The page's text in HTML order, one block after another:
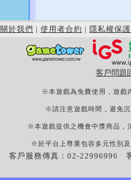
關於我們 | 使用者合約 | 隱私權保護
客戶問題
※本遊戲為免費使用，遊戲
※請注意遊戲時間，避免
※本遊戲提供之機會中獎商品，
※於平台上尊重包容多元性別
客戶服務傳真：02-22996996